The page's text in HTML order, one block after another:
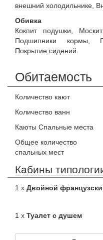
внешний холодильнике,
Обивка
Кокпит подушки,
Подшипники кормы,
Покрытие сидений.
Обитаемость
Количество кают
Количество ванн
Каюты Спальные места
Общее количество
спальных мест
Кабины
1 x Двойной
1 x Туалет с душем